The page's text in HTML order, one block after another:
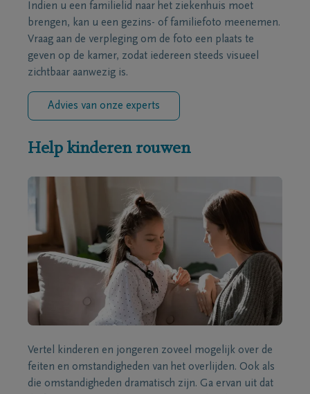
Indien u een familielid naar het ziekenhuis moet
brengen, kan u een gezins- of familiefoto meenemen.
Vraag aan de verpleging om de foto een plaats te
geven op de kamer, zodat iedereen steeds visueel
zichtbaar aanwezig is.
Advies van onze experts
Help kinderen rouwen
Vertel kinderen en jongeren zoveel mogelijk over de
feiten en omstandigheden van het overlijden. Ook als
die omstandigheden dramatisch zijn. Ga ervan uit dat